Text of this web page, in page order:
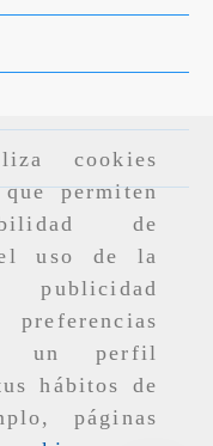
cookies
permiten
de
el uso de la
un perfil
hábitos de
páginas